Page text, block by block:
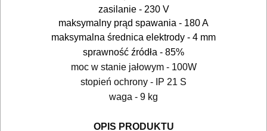
NARZĘDZIA
BUDOWLANE
zasilanie - 230 V
maksymalny prąd spawania - 180 A
maksymalna średnica elektrody - 4 mm
sprawność źródła - 85%
moc w stanie jałowym - 100W
stopień ochrony - IP 21 S
waga - 9 kg
OPIS PRODUKTU